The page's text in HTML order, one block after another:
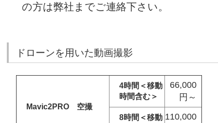
の方は弊社までご連絡下さい。
ドローンを用いた動画撮影
Mavic2PRO 空撮
4時間＜移動
時間含む＞
66,000
円～
8時間＜移動 110,000